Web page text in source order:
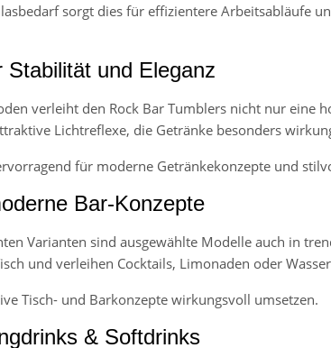
sorgt dies für effizientere Arbeitsabläufe
und Eleganz
verleiht den Rock Bar Tumblers nicht nur eine
Lichtreflexe, die Getränke besonders
für moderne Getränkekonzepte und
Bar-Konzepte
Varianten sind ausgewählte Modelle auch in
und verleihen Cocktails, Limonaden oder
Tisch- und Barkonzepte wirkungsvoll umsetzen.
& Softdrinks